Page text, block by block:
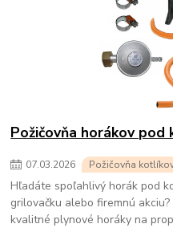
Požičovňa horákov
07.03.2026 Požičovňa
Hľadáte spoľahlivý horák pod
grilovačku alebo firemnú
kvalitné plynové horáky na